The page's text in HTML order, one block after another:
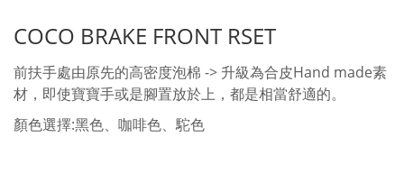
COCO BRAKE FRONT RSET
前扶手處由原先的高密度泡棉 -> 升級為合皮Hand made素
材，即使寶寶手或是腳置放於上，都是相當舒適的。
顏色選擇:黑色、咖啡色、駝色